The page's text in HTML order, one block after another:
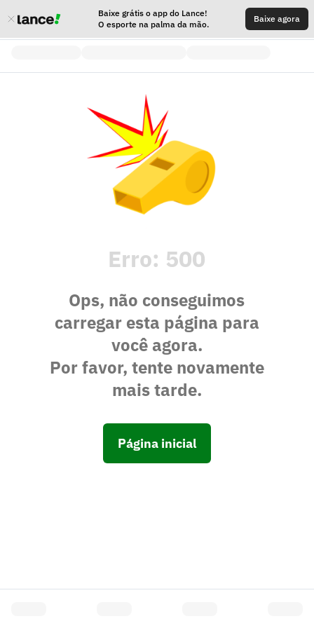
Baixe grátis o app do Lance!
O esporte na palma da mão.
Baixe agora
Erro: 500
Ops, não conseguimos
carregar esta página para
você agora.
Por favor, tente novamente
mais tarde.
Página inicial